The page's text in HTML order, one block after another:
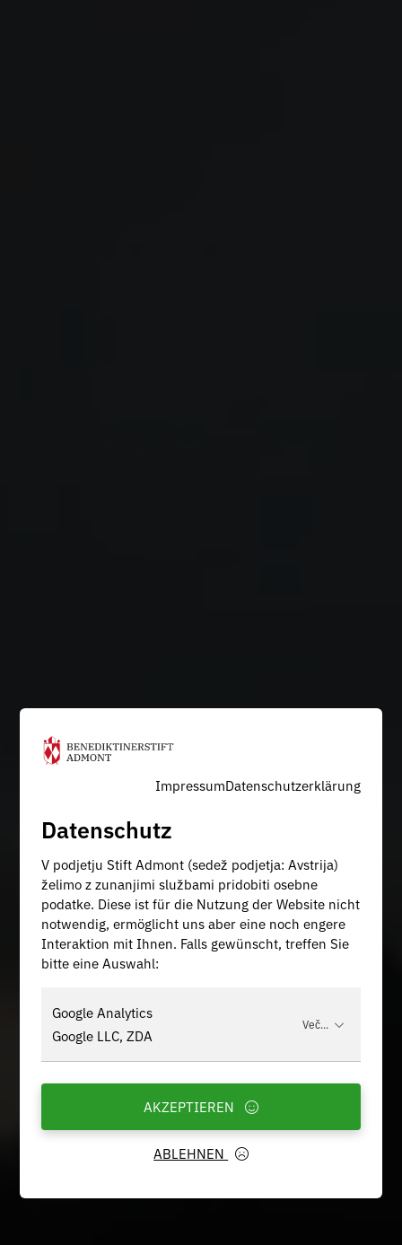
ImpressumDatenschutzerklärung
Datenschutz
V podjetju Stift Admont (sedež podjetja: Avstrija)
želimo z zunanjimi službami pridobiti osebne
podatke. Diese ist für die Nutzung der Website nicht
notwendig, ermöglicht uns aber eine noch engere
Interaktion mit Ihnen. Falls gewünscht, treffen Sie
bitte eine Auswahl:
Google Analytics
Google LLC, ZDA
Več...
ABLEHNEN
AKZEPTIEREN